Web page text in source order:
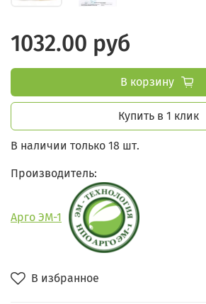
В избранное
1032.00 руб
В корзину
Купить в 1 клик
В наличии только 18 шт.
Производитель:
Арго ЭМ-1